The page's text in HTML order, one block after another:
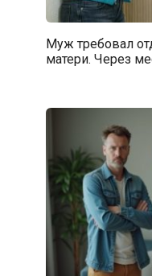
Муж требовал
матери. Через